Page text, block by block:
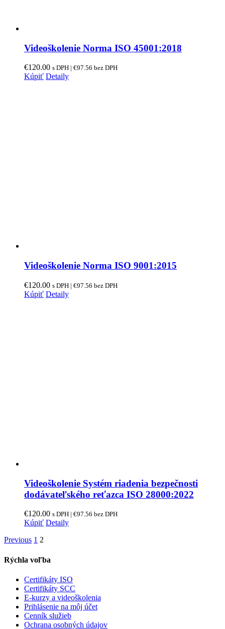
Videoškolenie Norma ISO 45001:2018
€120.00 s DPH | €97.56 bez DPH
Kúpiť Detaily
Videoškolenie Norma ISO 9001:2015
€120.00 s DPH | €97.56 bez DPH
Kúpiť Detaily
Videoškolenie Systém riadenia bezpečnosti
dodávateľského reťazca ISO 28000:2022
€120.00 s DPH | €97.56 bez DPH
Kúpiť Detaily
Previous 1 2
Rýchla voľba
Certifikáty ISO
Certifikáty SCC
E-kurzy a videoškolenia
Prihlásenie na môj účet
Cenník služieb
Ochrana osobných údajov